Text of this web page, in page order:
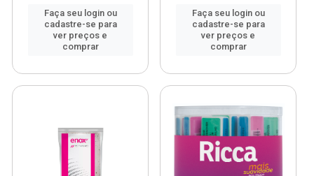
Faça seu login ou
cadastre-se para
ver preços e
comprar
Faça seu login ou
cadastre-se para
ver preços e
comprar